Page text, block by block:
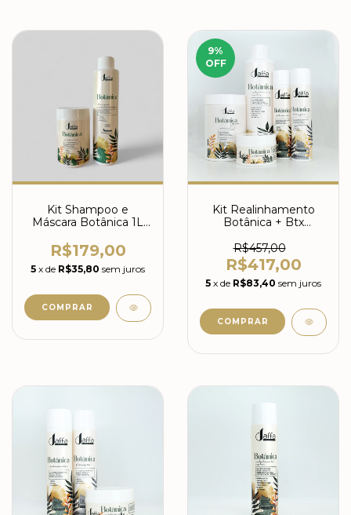
Kit Shampoo e
Máscara Botânica 1L
R$179,00
5 x de R$35,80 sem juros
9%
OFF
Kit Realinhamento
Botânica + Btx
R$457,00
R$417,00
5 x de R$83,40 sem juros